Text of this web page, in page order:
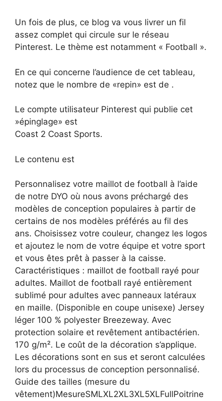
Un fois de plus, ce blog va vous livrer un fil
assez complet qui circule sur le réseau
Pinterest. Le thème est notamment « Football ».
En ce qui concerne l’audience de cet tableau,
notez que le nombre de «repin» est de .
Le compte utilisateur Pinterest qui publie cet
»épinglage» est
Coast 2 Coast Sports.
Le contenu est
Personnalisez votre maillot de football à l’aide
de notre DYO où nous avons préchargé des
modèles de conception populaires à partir de
certains de nos modèles préférés au fil des
ans. Choisissez votre couleur, changez les logos
et ajoutez le nom de votre équipe et votre sport
et vous êtes prêt à passer à la caisse.
Caractéristiques : maillot de football rayé pour
adultes. Maillot de football rayé entièrement
sublimé pour adultes avec panneaux latéraux
en maille. (Disponible en coupe unisexe) Jersey
léger 100 % polyester Breezeway. Avec
protection solaire et revêtement antibactérien.
170 g/m². Le coût de la décoration s’applique.
Les décorations sont en sus et seront calculées
lors du processus de conception personnalisé.
Guide des tailles (mesure du
vêtement)MesureSMLXL2XL3XL5XLFullPoitrine